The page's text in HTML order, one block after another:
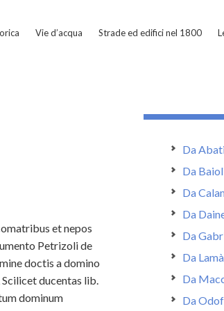
Vie d’acqua Strade ed edifici nel 1800
et nepos
Petrizoli de
doctis a domino
ducentas lib.
dominum
Da
Da
Da
Da
Da
Da
Da
Da